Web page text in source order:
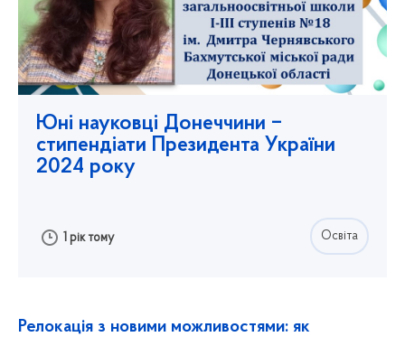
Юні науковці Донеччини ‒
стипендіати Президента України
2024 року
1 рік тому Освіта
Релокація з новими можливостями: як